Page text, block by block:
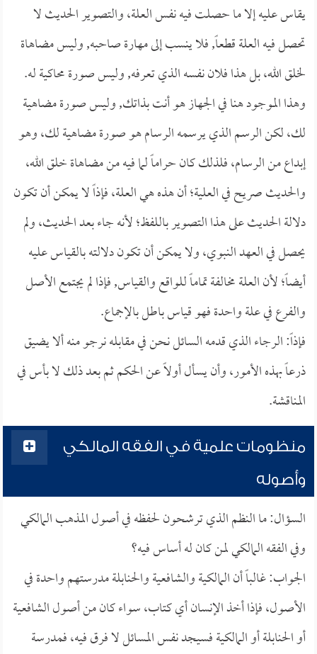
يقاس عليه إلا ما حصلت فيه نفس العلة، والتصوير الحديث لا
تحصل فيه العلة قطعاً, فلا ينسب إلى مهارة صاحبه, وليس مضاهاة
لخلق الله، بل هذا فلان نفسه الذي تعرفه, وليس صورة محاكية له.
وهذا الموجود هنا في الجهاز هو أنت بذاتك, وليس صورة مضاهية
لك، لكن الرسم الذي يرسمه الرسام هو صورة مضاهية لك، وهو
إبداع من الرسام، فلذلك كان حراماً لما فيه من مضاهاة خلق الله،
والحديث صريح في العلية؛ أن هذه هي العلة، فإذاً لا يمكن أن تكون
دلالة الحديث على هذا التصوير باللفظ؛ لأنه جاء بعد الحديث، ولم
يحصل في العهد النبوي، ولا يمكن أن تكون دلالته بالقياس عليه
أيضاً؛ لأن العلة مخالفة تماماً للواقع والقياس, فإذا لم يجتمع الأصل
والفرع في علة واحدة فهو قياس باطل بالإجماع.
فإذاً: الرجاء الذي قدمه السائل نحن في مقابله نرجو منه ألا يضيق
ذرعاً بهذه الأمور، وأن يسأل أولاً عن الحكم ثم بعد ذلك لا بأس في
المناقشة.
منظومات علمية في الفقه المالكي
وأصوله
السؤال: ما النظم الذي ترشحون لحفظه في أصول المذهب المالكي
وفي الفقه المالكي لمن كان له أساس فيه؟
الجواب: غالباً أن المالكية والشافعية والحنابلة مدرستهم واحدة في
الأصول، فإذا أخذ الإنسان أي كتاب، سواء كان من أصول الشافعية
أو الحنابلة أو المالكية فسيجد نفس المسائل لا فرق فيه، فمدرسة